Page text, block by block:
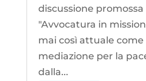
discussione promossa
"Avvocatura in
mai così attuale come
mediazione per la
dalla...